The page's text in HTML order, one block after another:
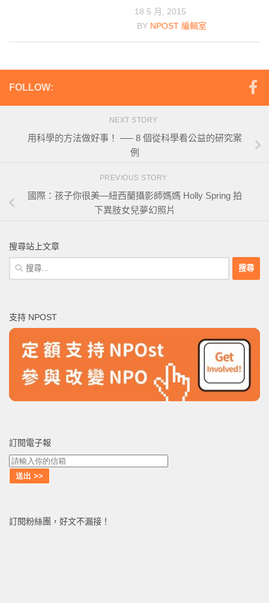
18 5 月, 2015
BY NPOST 編輯室
FOLLOW:
NEXT STORY
用科學的方法做好事！ ── 8 個從科學看公益的研究案
例
PREVIOUS STORY
國際：孩子你很美―紐西蘭攝影師媽媽 Holly Spring 拍
下異肢女兒夢幻照片
搜尋站上文章
搜
尋
字:
支持 NPOST
訂閱電子報
訂閱粉絲團，好文不漏接！